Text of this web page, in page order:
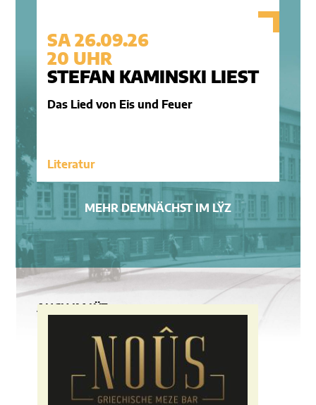
SA 26.09.26
20 UHR
STEFAN KAMINSKI LIEST
Das Lied von Eis und Feuer
Literatur
MEHR DEMNÄCHST IM LŸZ
AUCH IM LŸZ